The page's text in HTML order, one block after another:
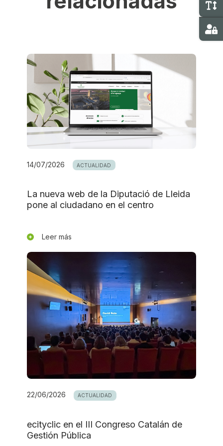
14/07/2026 ACTUALIDAD
La nueva web de la Diputació de Lleida
pone al ciudadano en el centro
Leer más
22/06/2026 ACTUALIDAD
ecityclic en el III Congreso Catalán de
Gestión Pública